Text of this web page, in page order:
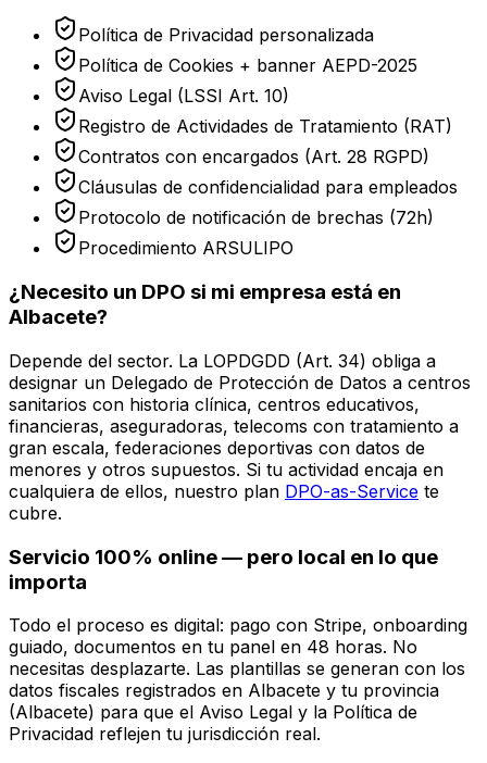
Política de Privacidad personalizada
Política de Cookies + banner AEPD-2025
Aviso Legal (LSSI Art. 10)
Registro de Actividades de Tratamiento (RAT)
Contratos con encargados (Art. 28 RGPD)
Cláusulas de confidencialidad para empleados
Protocolo de notificación de brechas (72h)
Procedimiento ARSULIPO
¿Necesito un DPO si mi empresa está en
Albacete?
Depende del sector. La LOPDGDD (Art. 34) obliga a
designar un Delegado de Protección de Datos a centros
sanitarios con historia clínica, centros educativos,
financieras, aseguradoras, telecoms con tratamiento a
gran escala, federaciones deportivas con datos de
menores y otros supuestos. Si tu actividad encaja en
cualquiera de ellos, nuestro plan DPO-as-Service te
cubre.
Servicio 100% online — pero local en lo que
importa
Todo el proceso es digital: pago con Stripe, onboarding
guiado, documentos en tu panel en 48 horas. No
necesitas desplazarte. Las plantillas se generan con los
datos fiscales registrados en Albacete y tu provincia
(Albacete) para que el Aviso Legal y la Política de
Privacidad reflejen tu jurisdicción real.